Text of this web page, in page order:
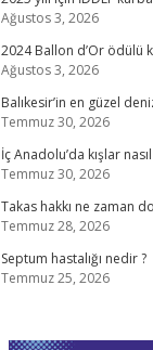
Ağustos 3, 2026
2024 Ballon d’Or ödülü
Ağustos 3, 2026
Balıkesir’in en güzel
Temmuz 30, 2026
İç Anadolu’da kışlar
Temmuz 30, 2026
Takas hakkı ne zaman
Temmuz 28, 2026
Septum hastalığı nedir ?
Temmuz 25, 2026